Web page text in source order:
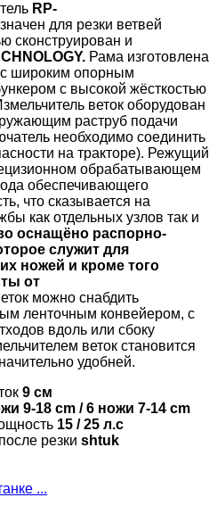
R P-
для резки ветвей
сконструирован и
Рама изготовлена
с широким опорным
с высокой жёсткостью
веток оборудован
раструб подачи
необходимо соединить
на тракторе). Режущий
обрабатывающем
обеспечивающего
что сказывается на
как отдельных узлов так и
оснащёно распорно-
орое служит для
ножей и кроме того
от
можно снабдить
ленточным конвейером, с
вдоль или сбоку
веток становится
удобней.
9 см
9-18 cm / 6 ножи 7-14 cm
15 / 25 л.с
резки shtuk
...